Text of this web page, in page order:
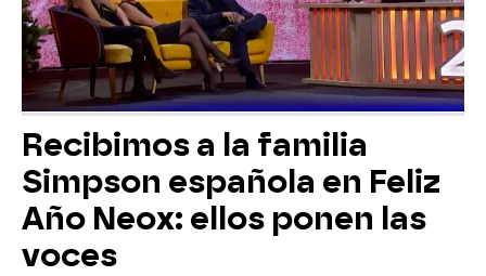
Recibimos a la familia
Simpson española en Feliz
Año Neox: ellos ponen las
voces